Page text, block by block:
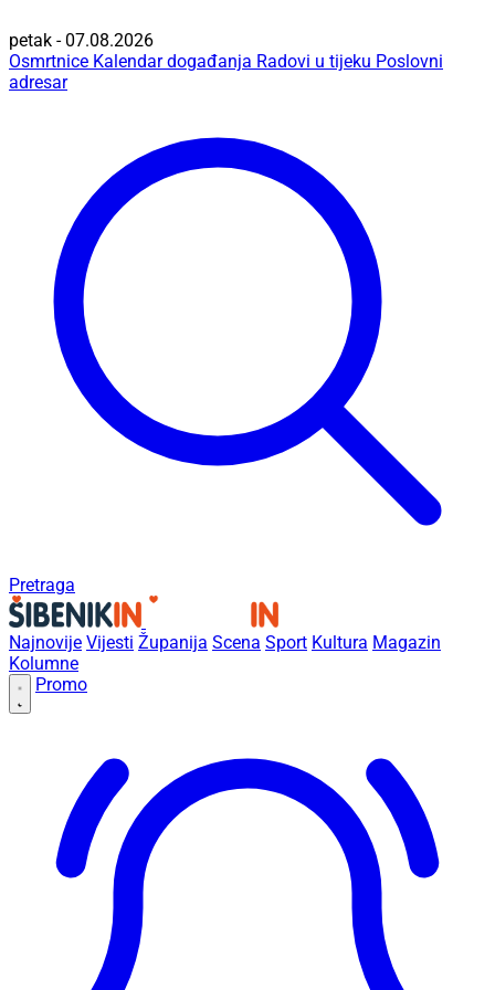
petak - 07.08.2026
Osmrtnice Kalendar događanja Radovi u tijeku Poslovni
adresar
Pretraga
Najnovije Vijesti Županija Scena Sport Kultura Magazin
Kolumne
Promo